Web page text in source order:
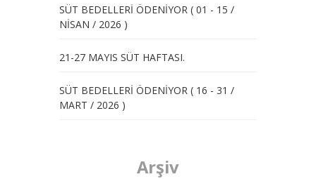
SÜT BEDELLERİ ÖDENİYOR ( 01 - 15 /
NİSAN / 2026 )
21-27 MAYIS SÜT HAFTASI.
SÜT BEDELLERİ ÖDENİYOR ( 16 - 31 /
MART / 2026 )
Arşiv